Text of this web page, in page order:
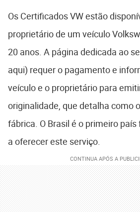
Os Certificados VW estão
proprietário de um veículo
20 anos. A página dedicada ao
aqui) requer o pagamento e
veículo e o proprietário para
originalidade, que detalha como
fábrica. O Brasil é o primeiro
a oferecer este serviço.